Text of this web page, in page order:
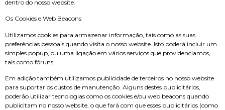
dentro do nosso website.
Os Cookies e Web Beacons
Utilizamos cookies para armazenar informação, tais como as suas
preferências pessoais quando visita o nosso website. Isto poderá incluir um
simples popup, ou uma ligação em vários serviços que providenciamos,
tais como fóruns.
Em adição também utilizamos publicidade de terceiros no nosso website
para suportar os custos de manutenção. Alguns destes publicitários,
poderão utilizar tecnologias como os cookies e/ou web beacons quando
publicitam no nosso website, o que fará com que esses publicitários (como